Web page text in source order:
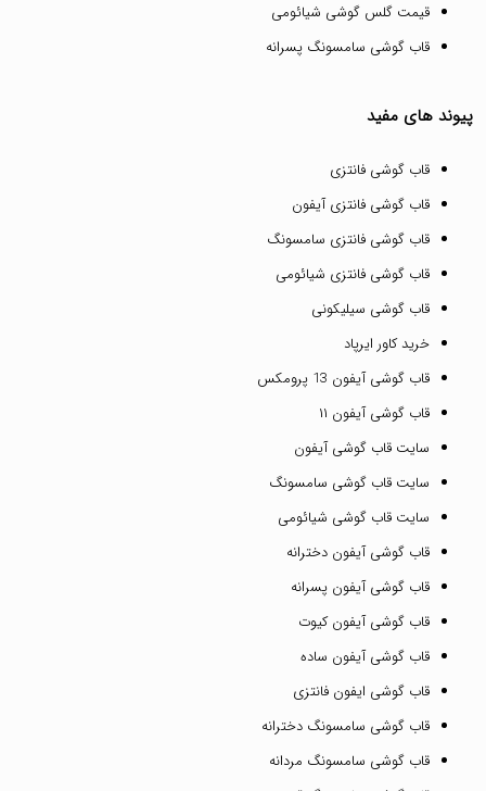
قیمت گلس گوشی شیائومی
قاب گوشی سامسونگ پسرانه
پیوند های مفید
قاب گوشی فانتزی
قاب گوشی فانتزی آیفون
قاب گوشی فانتزی سامسونگ
قاب گوشی فانتزی شیائومی
قاب گوشی سیلیکونی
خرید کاور ایرپاد
قاب گوشی آیفون 13 پرومکس
قاب گوشی آیفون ۱۱
سایت قاب گوشی آیفون
سایت قاب گوشی سامسونگ
سایت قاب گوشی شیائومی
قاب گوشی آیفون دخترانه
قاب گوشی آیفون پسرانه
قاب گوشی آیفون کیوت
قاب گوشی آیفون ساده
قاب گوشی ایفون فانتزی
قاب گوشی سامسونگ دخترانه
قاب گوشی سامسونگ مردانه